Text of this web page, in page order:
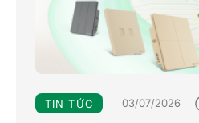
TIN TỨC 03/07/2026